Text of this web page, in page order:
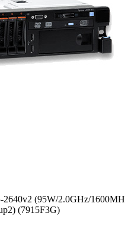
(95W/2.0GHz/
(7915F3G)